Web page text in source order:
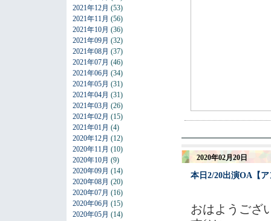
2021年12月 (53)
2021年11月 (56)
2021年10月 (36)
2021年09月 (32)
2021年08月 (37)
2021年07月 (46)
2021年06月 (34)
2021年05月 (31)
2021年04月 (31)
2021年03月 (26)
2021年02月 (15)
2021年01月 (4)
2020年12月 (12)
2020年11月 (10)
2020年10月 (9)
2020年09月 (14)
2020年08月 (20)
2020年07月 (16)
2020年06月 (15)
2020年05月 (14)
2020年02月20日
本日2/20出演OA【
おはようござ